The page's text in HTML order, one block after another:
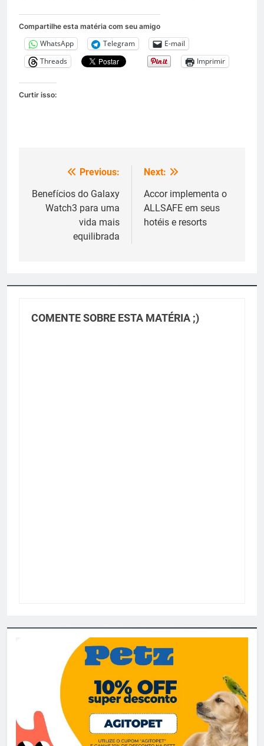
Compartilhe esta matéria com seu amigo
WhatsApp Telegram
E-mail
Threads
Imprimir
Curtir isso:
Navegação
de
Previous:
Benefícios do Galaxy
Watch3 para uma
vida mais
equilibrada
Next:
Accor implementa o
ALLSAFE em seus
hotéis e resorts
COMENTE SOBRE ESTA MATÉRIA ;)